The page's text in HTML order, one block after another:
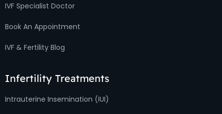
IVF Specialist Doctor
Book An Appointment
IVF & Fertility Blog
Infertility Treatments
Intrauterine Insemination (IUI)